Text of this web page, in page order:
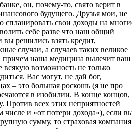
он, почему-то, свято верит в
будущего. Друзья мои, не
свои доходы на
себе разве что наш общий
решились взять кредит,
случаи, а случаев таких великое
причем наша медицина вылечит ваш
возможность не только
Вас могут, не дай бог,
– это большая роскошь (я не про
в изобилии. В конце концов,
Против всех этих неприятностей
числе и «от потери дохода»), если
сумму, то страховая компания